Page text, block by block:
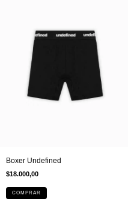
Boxer Undefined
$18.000,00
COMPRAR